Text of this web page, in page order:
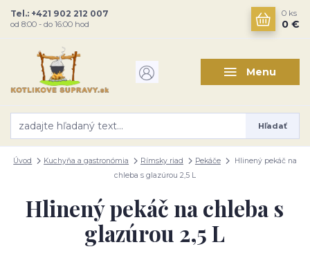
Menu
Hľadať
Tel.: +421 902 212 007
od 8:00 - do 16:00 hod
0 ks
0 €
Úvod Kuchyňa a gastronómia Rímsky riad Pekáče
Hlinený pekáč na
chleba s glazúrou 2,5 L
Hlinený pekáč na chleba s
glazúrou 2,5 L